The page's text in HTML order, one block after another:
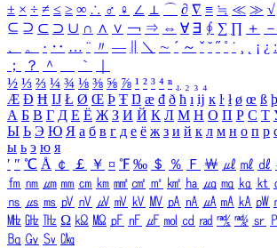
± × ÷ ≠ ≤ ≥ ∞ ∴ ♂ ♀ ∠ ⊥ ⌒ ∂ ∇ ≡ ≒ ≪ ≫ √
⊆ ⊇ ⊂ ⊃ ∪ ∩ ∧ ∨ ￢ ⇒ ⇔ ∀ ∃ ∮ ∑ ∏ ＋ －
、
。 · ‥ … ¨ 〃 ― ＼ ∼ ´ ～ ˇ ˘ ˝ ˚ ˙ ¸ ¡ ¿ ː
；
？ ＾ ｀
½ ⅓ ⅔ ¼ ¾ ⅛ ⅜ ⅝ ⅞ ¹ ² ³ ⁴ ⁿ ₁ ₂ ₃ ₄
Æ Ð Ħ Ĳ Ł Ø Œ Þ Ŧ Ŋ æ đ ð ħ ı ĳ ĸ ŀ ł ø œ ß þ
А Б В Г Д Е Ё Ж З И Й К Л М Н О П Р С Т
Ы Ь Э Ю Я а б в г д е ё ж з и й к л м н о п р
ы ь э ю я
′ ″ ℃ Å ￠ ￡ ￥ ¤ ℉ ‰ ＄ ％ Ｆ ￦ ㎕ ㎖ ㎗
㎙ ㎚ ㎛ ㎜ ㎝ ㎞ ㎟ ㎠ ㎡ ㎢ ㏊ ㎍ ㎎ ㎏ ㏏
㎱ ㎲ ㎳ ㎴ ㎵ ㎶ ㎷ ㎸ ㎹ ㎀ ㎁ ㎂ ㎃ ㎄ ㎺
㎒ ㎓ ㎔ Ω ㏀ ㏁ ㎊ ㎋ ㎌ ㏖ ㏅ ㎭ ㎮ ㎯ ㏛
㏃ ㏉ ㏜ ㏆